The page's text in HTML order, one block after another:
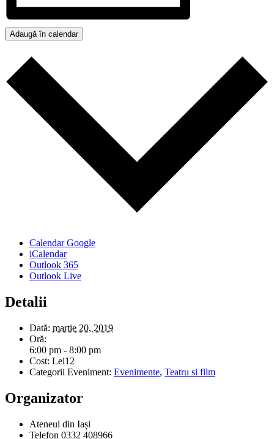
Adaugă în calendar
Calendar Google
iCalendar
Outlook 365
Outlook Live
Detalii
Dată: martie 20, 2019
Oră:
6:00 pm - 8:00 pm
Cost: Lei12
Categorii Eveniment: Evenimente, Teatru si film
Organizator
Ateneul din Iași
Telefon 0332 408966